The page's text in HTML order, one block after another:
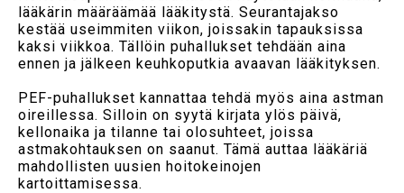
lääkärin määräämää lääkitystä. Seurantajakso
kestää useimmiten viikon, joissakin tapauksissa
kaksi viikkoa. Tällöin puhallukset tehdään aina
ennen ja jälkeen keuhkoputkia avaavan lääkityksen.
PEF-puhallukset kannattaa tehdä myös aina astman
oireillessa. Silloin on syytä kirjata ylös päivä,
kellonaika ja tilanne tai olosuhteet, joissa
astmakohtauksen on saanut. Tämä auttaa lääkäriä
mahdollisten uusien hoitokeinojen
kartoittamisessa.